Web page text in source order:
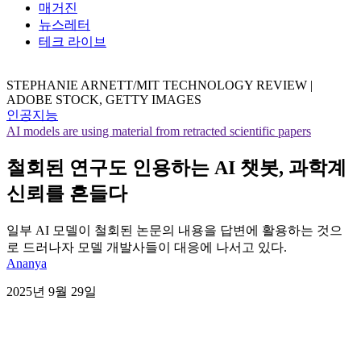
매거진
뉴스레터
테크 라이브
STEPHANIE ARNETT/MIT TECHNOLOGY REVIEW |
ADOBE STOCK, GETTY IMAGES
인공지능
AI models are using material from retracted scientific papers
철회된 연구도 인용하는 AI 챗봇, 과학계
신뢰를 흔들다
일부 AI 모델이 철회된 논문의 내용을 답변에 활용하는 것으
로 드러나자 모델 개발사들이 대응에 나서고 있다.
Ananya
2025년 9월 29일